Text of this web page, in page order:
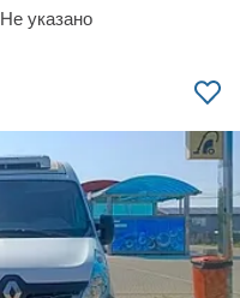
Не указано